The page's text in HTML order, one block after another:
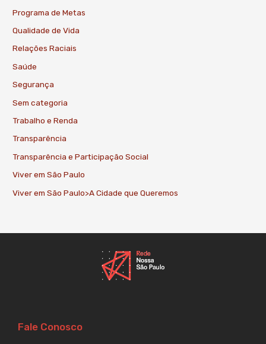
Programa de Metas
Qualidade de Vida
Relações Raciais
Saúde
Segurança
Sem categoria
Trabalho e Renda
Transparência
Transparência e Participação Social
Viver em São Paulo
Viver em São Paulo>A Cidade que Queremos
Fale Conosco